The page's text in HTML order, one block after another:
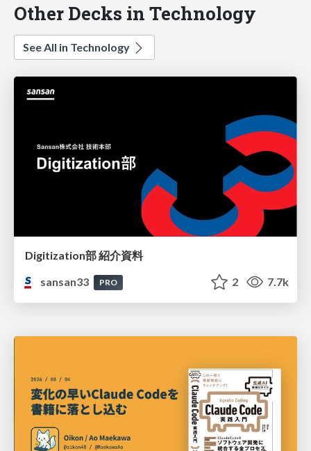
Other Decks in Technology
See All in Technology
Digitization部 紹介資料
sansan33
PRO 2 7.7k